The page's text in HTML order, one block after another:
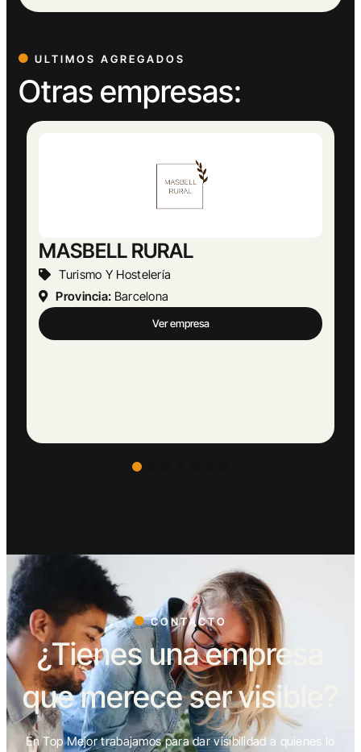
ULTIMOS AGREGADOS
Otras empresas:
CONTACTO
¿Tienes una empresa
que merece ser visible?
En Top Mejor trabajamos para dar visibilidad a quienes lo